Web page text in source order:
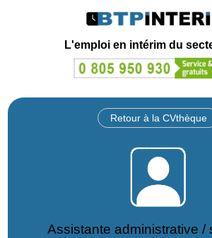
L'emploi en intérim du
Retour à la CVthèque
Assistante administrative /